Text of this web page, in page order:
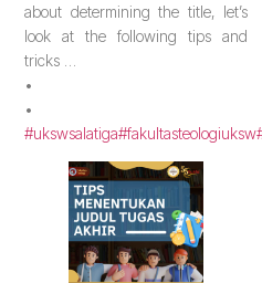
about determining the title, let’s
look at the following tips and
tricks …
•
•
#ukswsalatiga#fakultasteologiuksw